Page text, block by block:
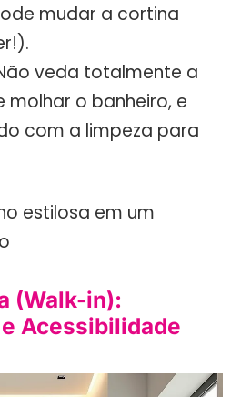
mudar a cortina
veda totalmente a
molhar o banheiro, e
com a limpeza para
(Walk-in):
Acessibilidade